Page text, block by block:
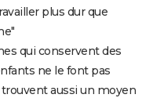
plus dur que
qui conservent des
ne le font pas
aussi un moyen